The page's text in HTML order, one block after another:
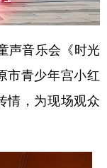
溯源中国
悦读
上市公司
声音乐会《时光
市青少年宫小红
情，为现场观众